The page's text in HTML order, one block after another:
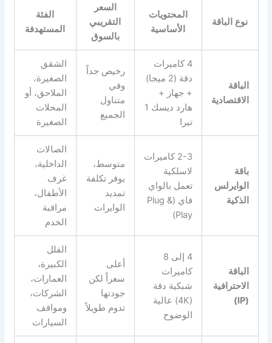
نوع الباقة
المحتويات
الأساسية
السعر
التقريبي
بالسوق
الفئة
المستهدفة
الباقة
الاقتصادية
4 كاميرات
دقة (2 ميجا)
+ جهاز +
هارد ديسك 1
تيرا
رخيص جداً
وفي
متناول
الجميع
الشقق
الصغيرة،
الملاحق، أو
المحلات
الصغيرة
باقة
الوايرلس
الذكية
2-3 كاميرات
لاسلكية
تعمل بالواي
فاي (Plug &
Play)
متوسط،
يوفر تكلفة
تمديد
الوايرات
الصالات
الداخلية،
غرف
الأطفال،
مراقبة
الخدم
الباقة
الاحترافية
(IP)
4 إلى 8
كاميرات
شبكية دقة
(4K) عالية
الوضوح
أعلى
سعراً لكن
جودتها
تدوم طويلاً
الفلل
الكبيرة،
العمارات،
الشركات،
ومواقف
السيارات